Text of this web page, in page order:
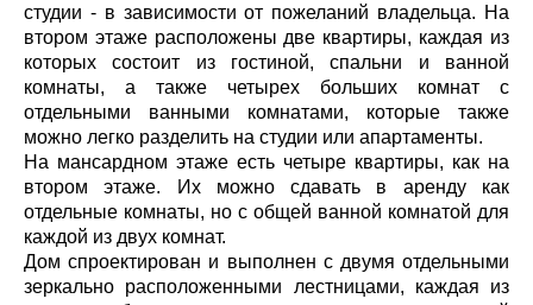
студии - в зависимости от пожеланий владельца. На
втором этаже расположены две квартиры, каждая из
которых состоит из гостиной, спальни и ванной
комнаты, а также четырех больших комнат с
отдельными ванными комнатами, которые также
можно легко разделить на студии или апартаменты.
На мансардном этаже есть четыре квартиры, как на
втором этаже. Их можно сдавать в аренду как
отдельные комнаты, но с общей ванной комнатой для
каждой из двух комнат.
Дом спроектирован и выполнен с двумя отдельными
зеркально расположенными лестницами, каждая из